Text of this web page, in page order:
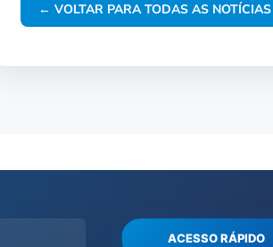
← VOLTAR PARA TODAS AS NOTÍCIAS
ACESSO RÁPIDO